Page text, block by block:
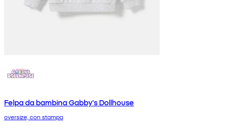
Felpa da bambina Gabby's Dollhouse
oversize, con stampa